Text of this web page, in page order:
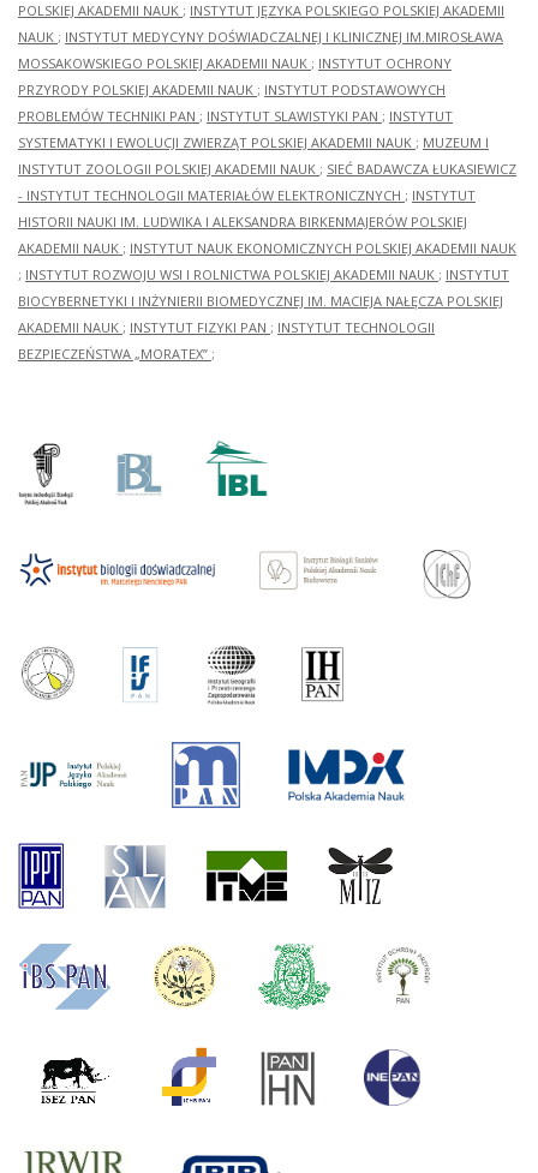
POLSKIEJ AKADEMII NAUK ; INSTYTUT JĘZYKA POLSKIEGO POLSKIEJ AKADEMII
NAUK ; INSTYTUT MEDYCYNY DOŚWIADCZALNEJ I KLINICZNEJ IM.MIROSŁAWA
MOSSAKOWSKIEGO POLSKIEJ AKADEMII NAUK ; INSTYTUT OCHRONY
PRZYRODY POLSKIEJ AKADEMII NAUK ; INSTYTUT PODSTAWOWYCH
PROBLEMÓW TECHNIKI PAN ; INSTYTUT SLAWISTYKI PAN ; INSTYTUT
SYSTEMATYKI I EWOLUCJI ZWIERZĄT POLSKIEJ AKADEMII NAUK ; MUZEUM I
INSTYTUT ZOOLOGII POLSKIEJ AKADEMII NAUK ; SIEĆ BADAWCZA ŁUKASIEWICZ
- INSTYTUT TECHNOLOGII MATERIAŁÓW ELEKTRONICZNYCH ; INSTYTUT
HISTORII NAUKI IM. LUDWIKA I ALEKSANDRA BIRKENMAJERÓW POLSKIEJ
AKADEMII NAUK ; INSTYTUT NAUK EKONOMICZNYCH POLSKIEJ AKADEMII NAUK
; INSTYTUT ROZWOJU WSI I ROLNICTWA POLSKIEJ AKADEMII NAUK ; INSTYTUT
BIOCYBERNETYKI I INŻYNIERII BIOMEDYCZNEJ IM. MACIEJA NAŁĘCZA POLSKIEJ
AKADEMII NAUK ; INSTYTUT FIZYKI PAN ; INSTYTUT TECHNOLOGII
BEZPIECZEŃSTWA „MORATEX” ;